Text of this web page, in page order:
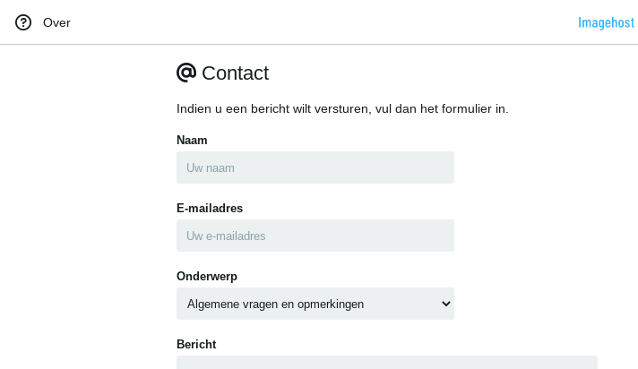
Over
Contact
Indien u een bericht wilt versturen, vul dan het formulier in.
Naam
E-mailadres
Onderwerp
Bericht